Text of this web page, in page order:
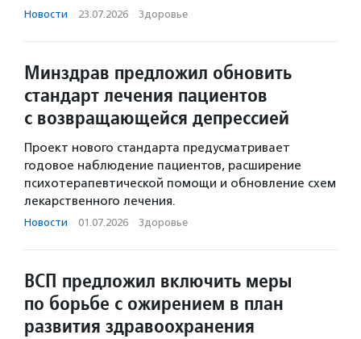
Новости · 23.07.2026 · Здоровье
Минздрав предложил обновить
стандарт лечения пациентов
с возвращающейся депрессией
Проект нового стандарта предусматривает
годовое наблюдение пациентов, расширение
психотерапевтической помощи и обновление схем
лекарственного лечения.
Новости · 01.07.2026 · Здоровье
ВСП предложил включить меры
по борьбе с ожирением в план
развития здравоохранения